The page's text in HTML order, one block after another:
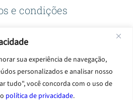
sua experiência de navegação,
personalizados e analisar nosso
tudo", você concorda com o uso de
política de privacidade.
e condições
privacidade
de uso